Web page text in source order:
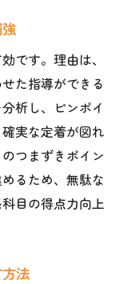
です。理由は、
た指導ができる
析し、ピンポイ
実な定着が図れ
つまずきポイン
るため、無駄な
目の得点力向上
法